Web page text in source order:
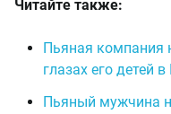
Читайте также:
Пьяная компания
глазах его детей
Пьяный мужчина